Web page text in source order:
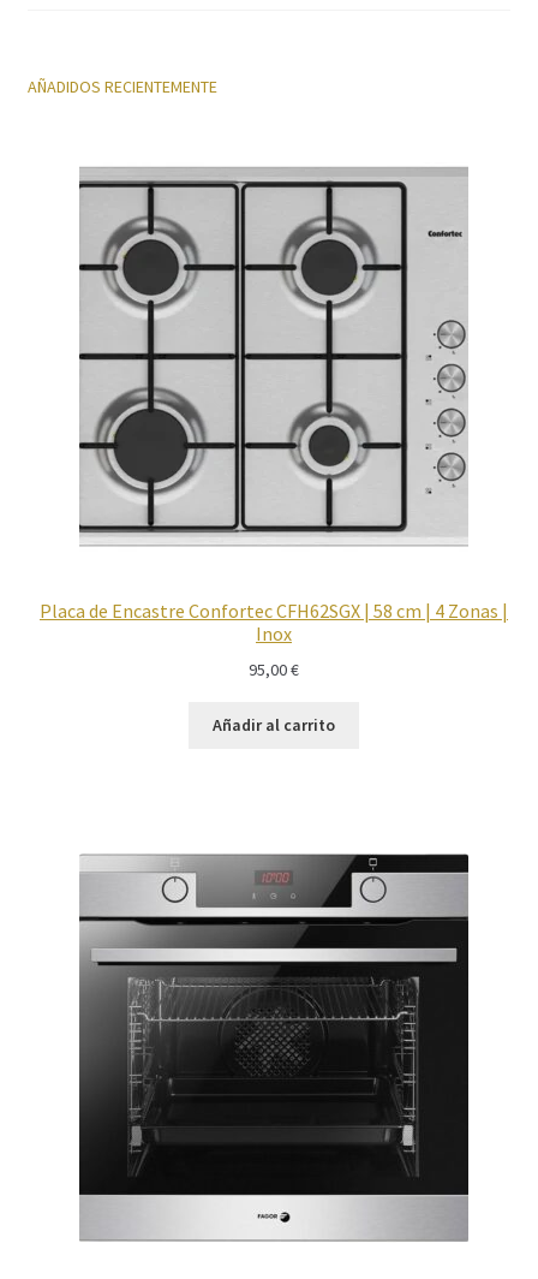
Reproductores
Tienda
AÑADIDOS RECIENTEMENTE
Placa de Encastre Confortec CFH62SGX | 58 cm | 4 Zonas |
Inox
95,00€
Añadir al carrito